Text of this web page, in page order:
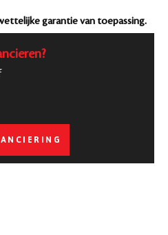
garantie van toepassing.